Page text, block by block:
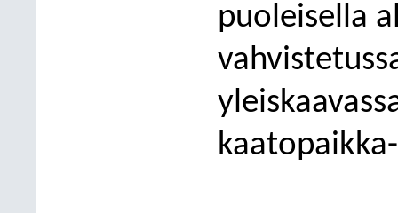
puoleisella